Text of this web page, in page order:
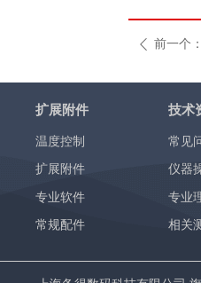
ꄴ 前一个：
常见
仪器
专业
相关
技术
扩展附件
温度控制
扩展附件
专业软件
常规配件